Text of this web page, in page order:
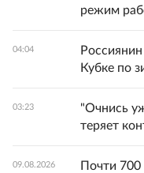
режим
04:04
Кубке по
03:23
"Очнись
теряет
09.08.2026
Почти 700